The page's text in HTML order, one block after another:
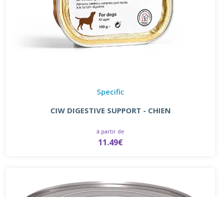
Specific
CIW DIGESTIVE SUPPORT - CHIEN
à partir de
11.49€